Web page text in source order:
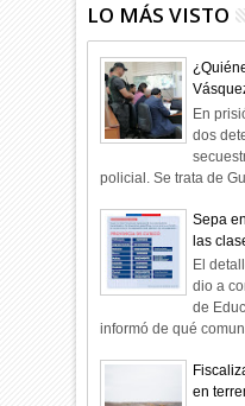
LO MÁS VISTO
En
dos
policial. Se trata de
Sepa
las
El
dio a
de
informó de qué
en